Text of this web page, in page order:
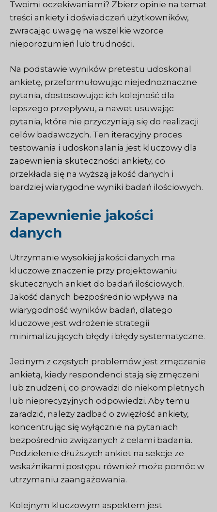
Twoimi oczekiwaniami? Zbierz opinie na temat
treści ankiety i doświadczeń użytkowników,
zwracając uwagę na wszelkie wzorce
nieporozumień lub trudności.
Na podstawie wyników pretestu udoskonal
ankietę, przeformułowując niejednoznaczne
pytania, dostosowując ich kolejność dla
lepszego przepływu, a nawet usuwając
pytania, które nie przyczyniają się do realizacji
celów badawczych. Ten iteracyjny proces
testowania i udoskonalania jest kluczowy dla
zapewnienia skuteczności ankiety, co
przekłada się na wyższą jakość danych i
bardziej wiarygodne wyniki badań ilościowych.
Zapewnienie jakości
danych
Utrzymanie wysokiej jakości danych ma
kluczowe znaczenie przy projektowaniu
skutecznych ankiet do badań ilościowych.
Jakość danych bezpośrednio wpływa na
wiarygodność wyników badań, dlatego
kluczowe jest wdrożenie strategii
minimalizujących błędy i błędy systematyczne.
Jednym z częstych problemów jest zmęczenie
ankietą, kiedy respondenci stają się zmęczeni
lub znudzeni, co prowadzi do niekompletnych
lub nieprecyzyjnych odpowiedzi. Aby temu
zaradzić, należy zadbać o zwięzłość ankiety,
koncentrując się wyłącznie na pytaniach
bezpośrednio związanych z celami badania.
Podzielenie dłuższych ankiet na sekcje ze
wskaźnikami postępu również może pomóc w
utrzymaniu zaangażowania.
Kolejnym kluczowym aspektem jest